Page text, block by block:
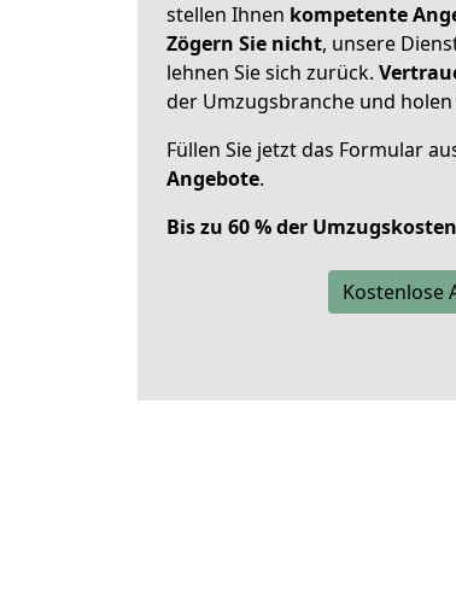
stellen Ihnen kompetente
Zögern Sie nicht, unsere
lehnen Sie sich zurück.
der Umzugsbranche und holen
Füllen Sie jetzt das Formular
Angebote.
Bis zu 60 % der
Kostenlose